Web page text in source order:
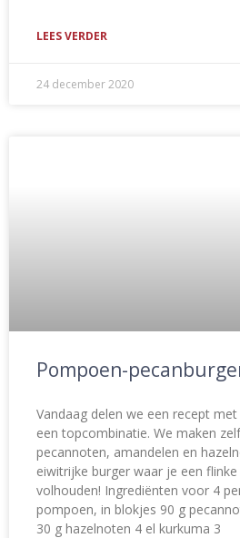
LEES VERDER
24 december 2020
Pompoen-
Vandaag delen we een recept
een topcombinatie. We maken
pecannoten, amandelen en
eiwitrijke burger waar je een
volhouden! Ingrediënten voor 4
pompoen, in blokjes 90 g
30 g hazelnoten 4 el kurkuma 3